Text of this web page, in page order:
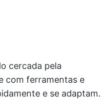
cercada pela
com ferramentas e
e se adaptam.